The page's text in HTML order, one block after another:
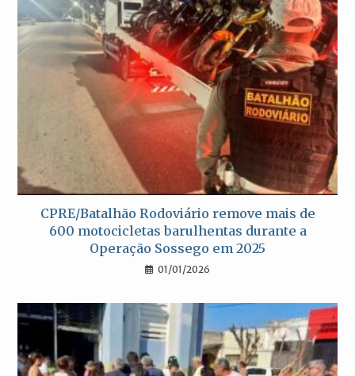
CPRE/Batalhão Rodoviário remove mais de
600 motocicletas barulhentas durante a
Operação Sossego em 2025
01/01/2026